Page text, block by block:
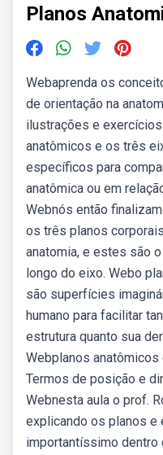
Planos
Webaprenda os
de orientação na
ilustrações e
anatômicos e os três
específicos para
anatômica ou em
Webnós então
os três planos
anatomia, e estes são
longo do eixo. Webo
são superfícies
humano para facilitar
estrutura quanto sua
Webplanos
Termos de posição e
Webnesta aula o prof.
explicando os planos e
importantíssimo dentro